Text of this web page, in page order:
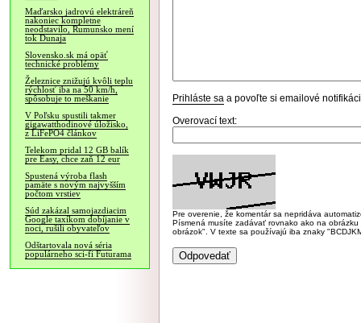
Maďarsko jadrovú elektráreň
nakoniec kompletne
neodstavilo, Rumunsko mení
tok Dunaja
Slovensko.sk má opäť
technické problémy
Železnice znižujú kvôli teplu
rýchlosť iba na 50 km/h,
spôsobuje to meškanie
V Poľsku spustili takmer
gigawatthodinové úložisko,
z LiFePO4 článkov
Telekom pridal 12 GB balík
pre Easy, chce zaň 12 eur
Spustená výroba flash
pamäte s novým najvyšším
počtom vrstiev
Súd zakázal samojazdiacim
Google taxíkom dobíjanie v
noci, rušili obyvateľov
Odštartovala nová séria
populárneho sci-fi Futurama
Prihláste sa a povoľte si emailové
Overovací text:
Pre overenie, že komentár sa nepridáva
Písmená musíte zadávať rovnako ako na
obrázok". V texte sa používajú iba znaky